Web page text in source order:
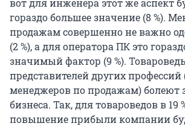
гораздо большее значение (8 %).
продажам совершенно не важно
(2 %), а для оператора ПК это
значимый фактор (9 %).
представителей других
менеджеров по продажам) болеют
бизнеса. Так, для товароведов в 19
повышение прибыли компании